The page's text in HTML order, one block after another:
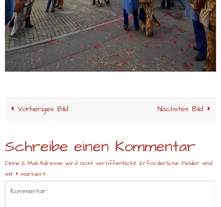
Vorheriges Bild Nächstes Bild
Schreibe einen Kommentar
Deine E-Mail-Adresse wird nicht veröffentlicht. Erforderliche Felder sind
mit * markiert